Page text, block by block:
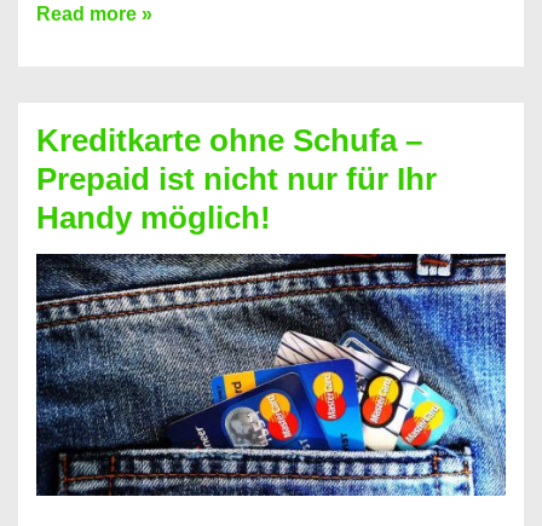
Konto
Neueröffnung
trotz
Schufaeintrag
möglich
Read more »
Kreditkarte ohne Schufa –
Prepaid ist nicht nur für Ihr
Handy möglich!